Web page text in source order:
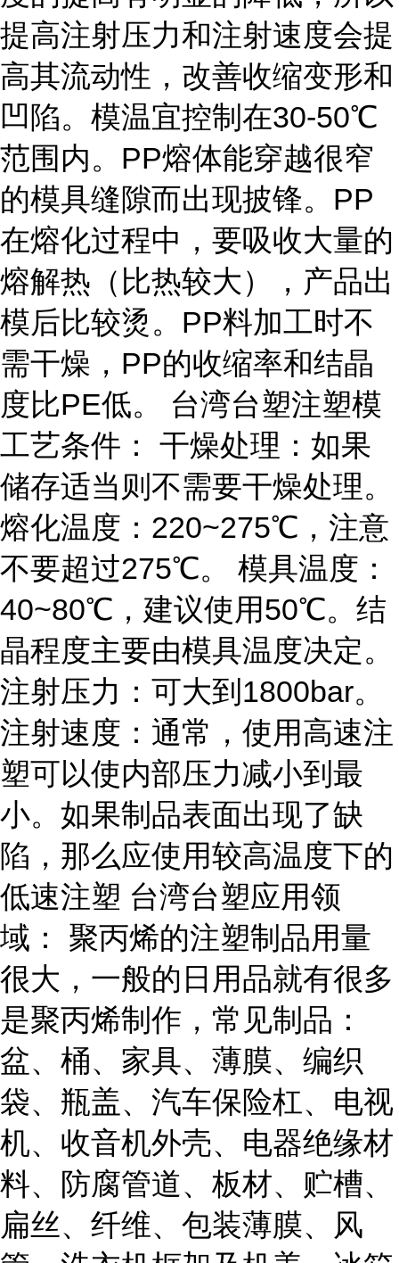
提高注射压力和注射速度会提
高其流动性，改善收缩变形和
凹陷。模温宜控制在30-50℃
范围内。PP熔体能穿越很窄
的模具缝隙而出现披锋。PP
在熔化过程中，要吸收大量的
熔解热（比热较大），产品出
模后比较烫。PP料加工时不
需干燥，PP的收缩率和结晶
度比PE低。 台湾台塑注塑模
工艺条件： 干燥处理：如果
储存适当则不需要干燥处理。
熔化温度：220~275℃，注意
不要超过275℃。 模具温度：
40~80℃，建议使用50℃。结
晶程度主要由模具温度决定。
注射压力：可大到1800bar。
注射速度：通常，使用高速注
塑可以使内部压力减小到最
小。如果制品表面出现了缺
陷，那么应使用较高温度下的
低速注塑 台湾台塑应用领
域： 聚丙烯的注塑制品用量
很大，一般的日用品就有很多
是聚丙烯制作，常见制品：
盆、桶、家具、薄膜、编织
袋、瓶盖、汽车保险杠、电视
机、收音机外壳、电器绝缘材
料、防腐管道、板材、贮槽、
扁丝、纤维、包装薄膜、风